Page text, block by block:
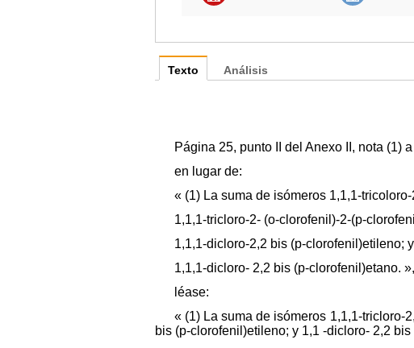
Texto
Página 25, punto II del Anexo II, nota (1)
en lugar de:
« (1) La suma de isómeros 1,1,1-
1,1,1-tricloro-2- (o-clorofenil)-2-(p-
1,1,1-dicloro-2,2 bis (p-clorofenil)etileno; y
1,1,1-dicloro- 2,2 bis (p-clorofenil)etano. »,
léase:
« (1) La suma de isómeros 1,1,1-tricloro-
bis (p-clorofenil)etileno; y 1,1 -dicloro- 2,2
Análisis